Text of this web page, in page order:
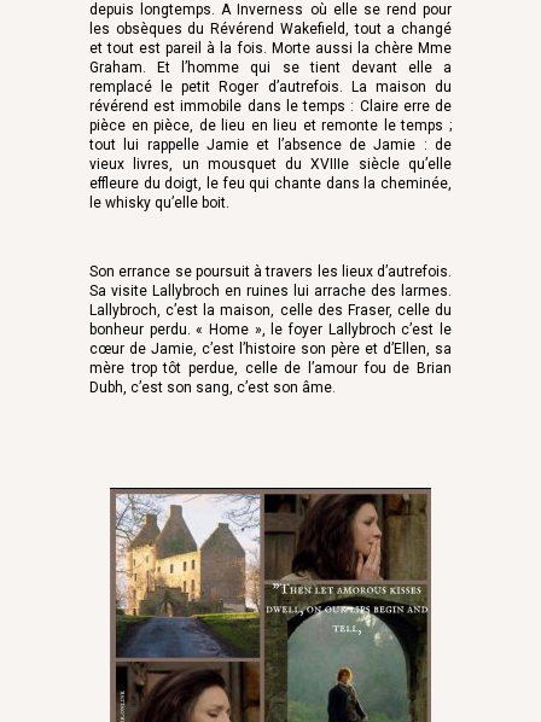
Son errance se poursuit à travers les lieux d’autrefois.
Sa visite Lallybroch en ruines lui arrache des larmes.
Lallybroch, c’est la maison, celle des Fraser, celle du
bonheur perdu. « Home », le foyer Lallybroch c’est le
cœur de Jamie, c’est l’histoire son père et d’Ellen, sa
mère trop tôt perdue, celle de l’amour fou de Brian
Dubh, c’est son sang, c’est son âme.
depuis longtemps. A Inverness où elle se rend pour
les obsèques du Révérend Wakefield, tout a changé
et tout est pareil à la fois. Morte aussi la chère Mme
Graham. Et l’homme qui se tient devant elle a
remplacé le petit Roger d’autrefois. La maison du
révérend est immobile dans le temps : Claire erre de
pièce en pièce, de lieu en lieu et remonte le temps ;
tout lui rappelle Jamie et l’absence de Jamie : de
vieux livres, un mousquet du XVIIIe siècle qu’elle
effleure du doigt, le feu qui chante dans la cheminée,
le whisky qu’elle boit.